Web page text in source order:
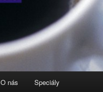
O nás Speciály